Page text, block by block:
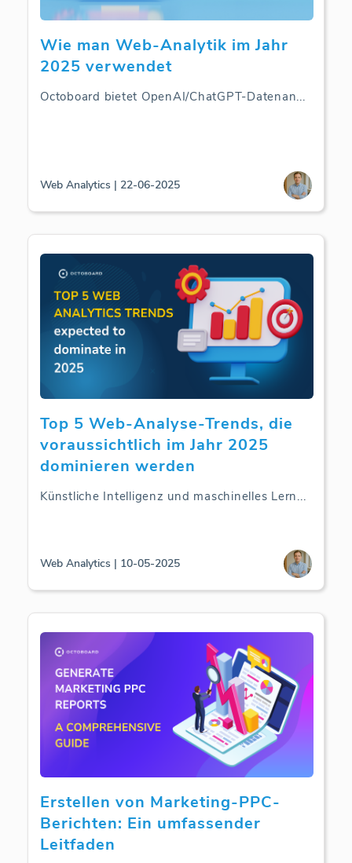
Wie man Web-Analytik im Jahr
2025 verwendet
Octoboard bietet OpenAI/ChatGPT-Datenan...
Web Analytics | 22-06-2025
Top 5 Web-Analyse-Trends, die
voraussichtlich im Jahr 2025
dominieren werden
Künstliche Intelligenz und maschinelles Lern...
Web Analytics | 10-05-2025
Erstellen von Marketing-PPC-
Berichten: Ein umfassender
Leitfaden